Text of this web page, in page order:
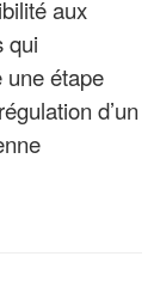
aux
qui
une étape
d’un